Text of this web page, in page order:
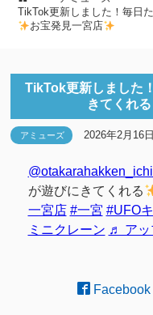
TikTok更新しました！毎日
お宝発見一宮店
TikTok更新しました
きてくれる
アミューズ 2026年2月16日
が遊びにきてくれる
一宮店 #一宮 #UFO
ミニクレーン ♬ アッ
Facebook